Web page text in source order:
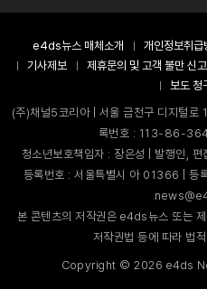
e4ds뉴스 매체소개 개인정보취급
기사제보
제휴문의 및 고객 불만 신고
보도 청
(주)채널5코리아 | 서울 금천구 디지털
록번호 : 113-86-
청소년보호책임자 : 장은성 | 발행인,
등록번호 : 서울특별시 아 01366 |
본 콘텐츠의 저작권은 e4ds뉴스 또는
저작권법 등에 따라 법
Copyright ©2026 e4ds